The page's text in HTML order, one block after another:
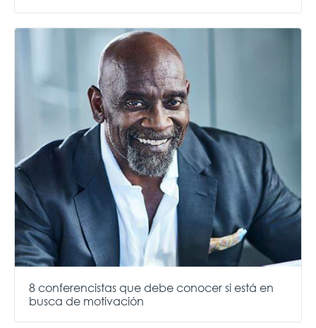
8 conferencistas que debe conocer si está en
busca de motivación